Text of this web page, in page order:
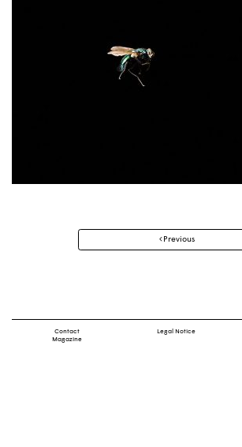
navigation
Previous
Contact
Magazine
Legal Notice